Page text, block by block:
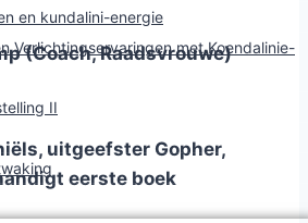
en kundalini-energie
Verlichtingservaringen met Koendalinie-
II
(Coach, Raadsvrouwe)
uitgeefster Gopher,
eerste boek